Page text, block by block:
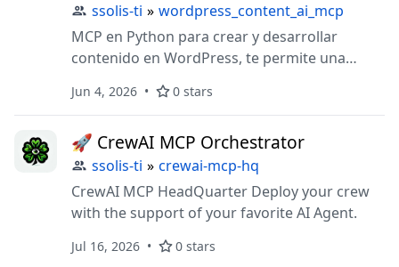
ssolis-ti » wordpress_content_ai_mcp
MCP en Python para crear y desarrollar
contenido en WordPress, te permite una
varias herramientas disponibles.
Jun 4, 2026 0 stars
🚀 CrewAI MCP Orchestrator
ssolis-ti » crewai-mcp-hq
CrewAI MCP HeadQuarter Deploy your crew
with the support of your favorite AI Agent.
Jul 16, 2026 0 stars